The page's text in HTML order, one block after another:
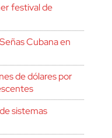
festival de
Cubana en
de dólares por
sistemas